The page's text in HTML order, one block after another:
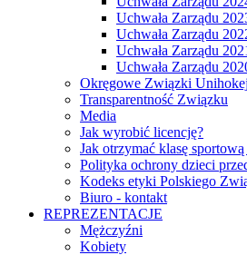
Uchwała Zarządu
Uchwała Zarządu
Uchwała Zarządu
Uchwała Zarządu
Okręgowe Związki
Transparentność Związku
Media
Jak wyrobić licencję?
Jak otrzymać klasę
Polityka ochrony dzieci
Kodeks etyki Polskiego
Biuro - kontakt
REPREZENTACJE
Mężczyźni
Kobiety